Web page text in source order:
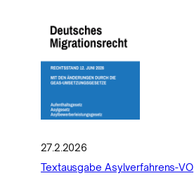
27.2.2026
Textausgabe Asylverfahrens-VO